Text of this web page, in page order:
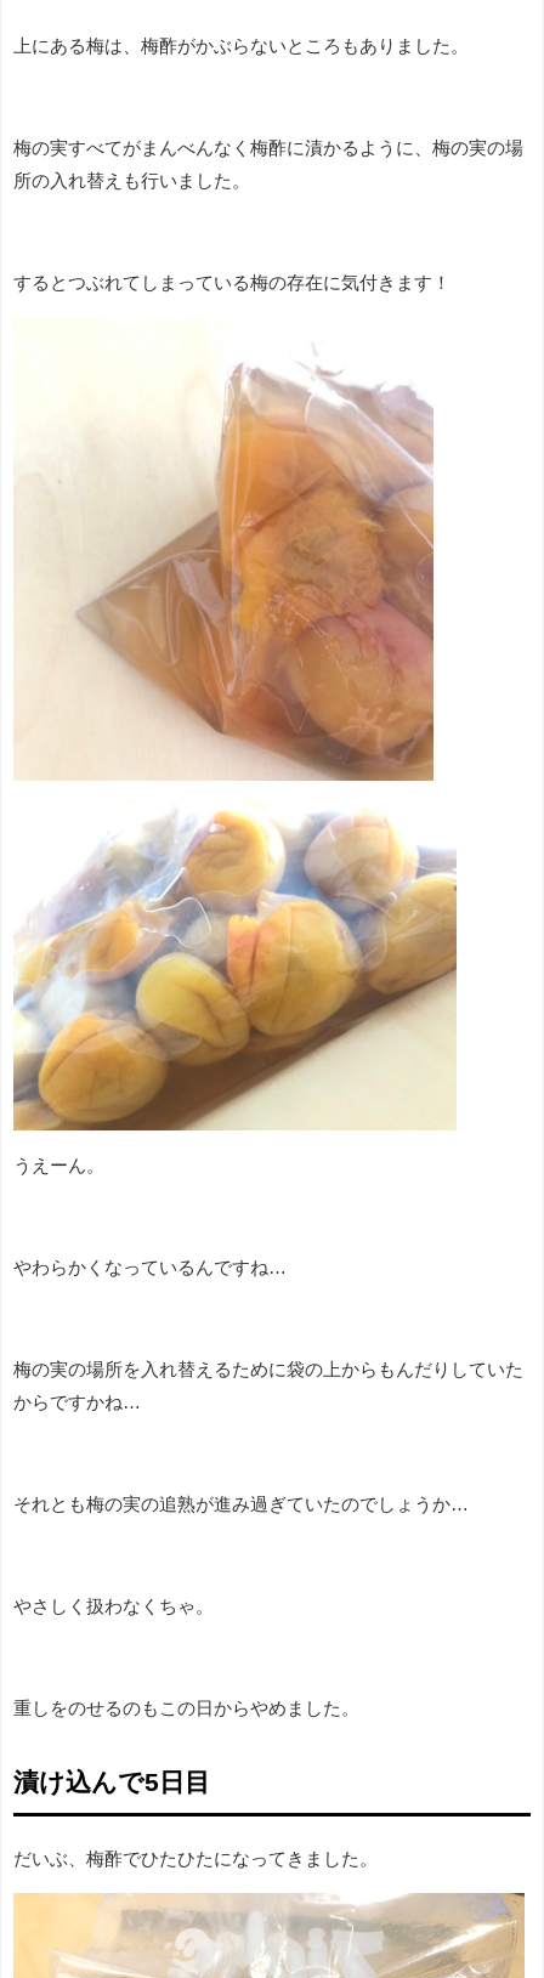
上にある梅は、梅酢がかぶらないところもありました。
梅の実すべてがまんべんなく梅酢に漬かるように、梅の実の場
所の入れ替えも行いました。
するとつぶれてしまっている梅の存在に気付きます！
うえーん。
やわらかくなっているんですね…
梅の実の場所を入れ替えるために袋の上からもんだりしていた
からですかね…
それとも梅の実の追熟が進み過ぎていたのでしょうか…
やさしく扱わなくちゃ。
重しをのせるのもこの日からやめました。
漬け込んで5日目
だいぶ、梅酢でひたひたになってきました。